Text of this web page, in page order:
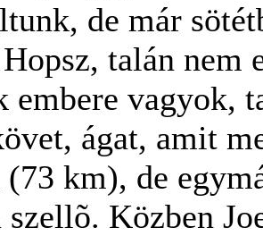
de már
talán nem
embere vagyok,
ágat, amit
km), de
szellõ. Közben